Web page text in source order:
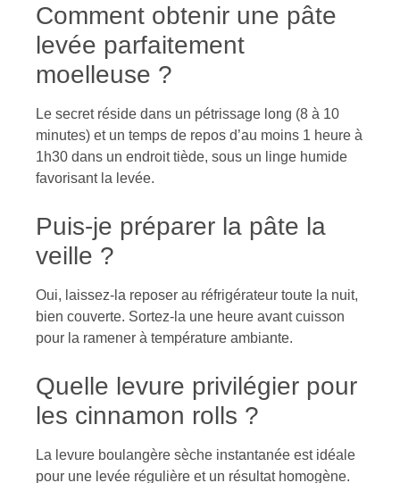
Comment obtenir une pâte
levée parfaitement
moelleuse ?
Le secret réside dans un pétrissage long (8 à 10
minutes) et un temps de repos d’au moins 1 heure à
1h30 dans un endroit tiède, sous un linge humide
favorisant la levée.
Puis-je préparer la pâte la
veille ?
Oui, laissez-la reposer au réfrigérateur toute la nuit,
bien couverte. Sortez-la une heure avant cuisson
pour la ramener à température ambiante.
Quelle levure privilégier pour
les cinnamon rolls ?
La levure boulangère sèche instantanée est idéale
pour une levée régulière et un résultat homogène.